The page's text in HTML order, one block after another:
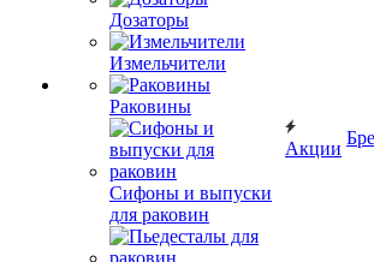
Дозаторы
Измельчители
Раковины
Сифоны и выпуски
для раковин
Акции